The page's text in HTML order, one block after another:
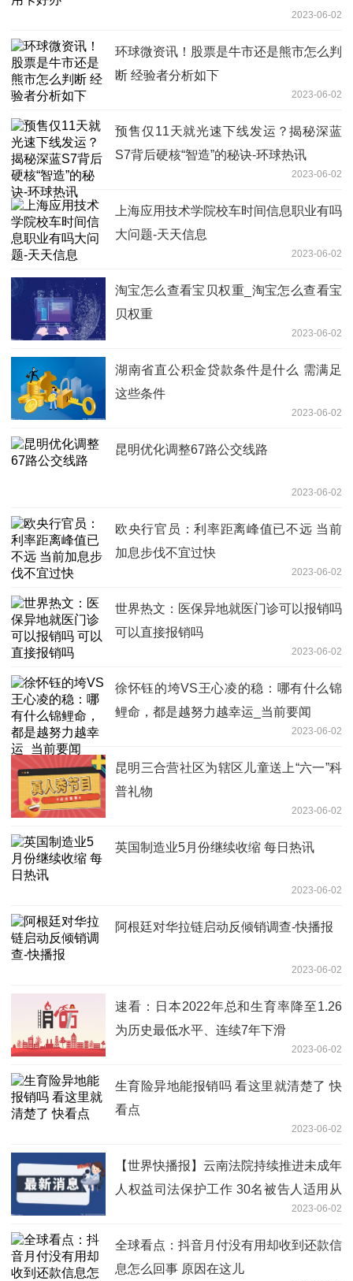
2023-06-02
环球微资讯！股票是牛市还是熊市怎么判
断 经验者分析如下
2023-06-02
预售仅11天就光速下线发运？揭秘深蓝
S7背后硬核“智造”的秘诀-环球热讯
2023-06-02
上海应用技术学院校车时间信息职业有吗
大问题-天天信息
2023-06-02
淘宝怎么查看宝贝权重_淘宝怎么查看宝
贝权重
2023-06-02
湖南省直公积金贷款条件是什么 需满足
这些条件
2023-06-02
昆明优化调整67路公交线路
2023-06-02
欧央行官员：利率距离峰值已不远 当前
加息步伐不宜过快
2023-06-02
世界热文：医保异地就医门诊可以报销吗
可以直接报销吗
2023-06-02
徐怀钰的垮VS王心凌的稳：哪有什么锦
鲤命，都是越努力越幸运_当前要闻
2023-06-02
昆明三合营社区为辖区儿童送上“六一”科
普礼物
2023-06-02
英国制造业5月份继续收缩 每日热讯
2023-06-02
阿根廷对华拉链启动反倾销调查-快播报
2023-06-02
速看：日本2022年总和生育率降至1.26
为历史最低水平、连续7年下滑
2023-06-02
生育险异地能报销吗 看这里就清楚了 快
看点
2023-06-02
【世界快播报】云南法院持续推进未成年
人权益司法保护工作 30名被告人适用从
2023-06-02
全球看点：抖音月付没有用却收到还款信
息怎么回事 原因在这儿